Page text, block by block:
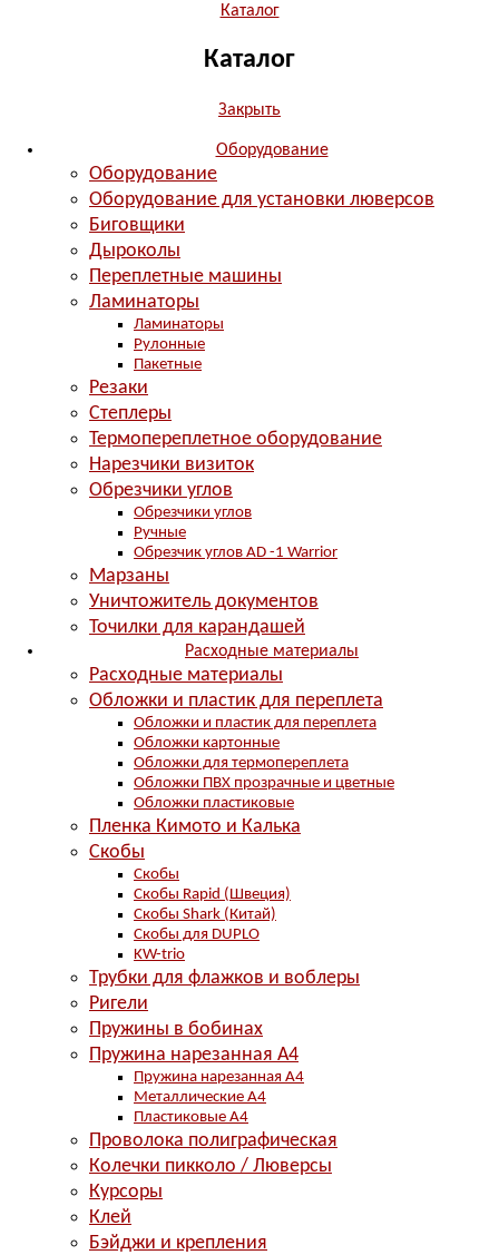
Каталог
Каталог
Закрыть
Оборудование
Оборудование
Оборудование для установки люверсов
Биговщики
Дыроколы
Переплетные машины
Ламинаторы
Ламинаторы
Рулонные
Пакетные
Резаки
Степлеры
Термопереплетное оборудование
Нарезчики визиток
Обрезчики углов
Обрезчики углов
Ручные
Обрезчик углов AD -1 Warrior
Марзаны
Уничтожитель документов
Точилки для карандашей
Расходные материалы
Расходные материалы
Обложки и пластик для переплета
Обложки и пластик для переплета
Обложки картонные
Обложки для термопереплета
Обложки ПВХ прозрачные и цветные
Обложки пластиковые
Пленка Кимото и Калька
Скобы
Скобы
Скобы Rapid (Швеция)
Скобы Shark (Китай)
Скобы для DUPLO
KW-trio
Трубки для флажков и воблеры
Ригели
Пружины в бобинах
Пружина нарезанная А4
Пружина нарезанная А4
Металлические А4
Пластиковые А4
Проволока полиграфическая
Колечки пикколо / Люверсы
Курсоры
Клей
Бэйджи и крепления